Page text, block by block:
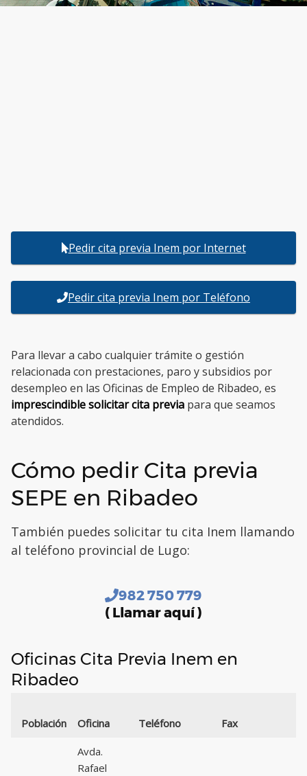
Pedir cita previa Inem por Internet
Pedir cita previa Inem por Teléfono
Para llevar a cabo cualquier trámite o gestión
relacionada con prestaciones, paro y subsidios por
desempleo en las Oficinas de Empleo de Ribadeo, es
imprescindible solicitar cita previa para que seamos
atendidos.
Cómo pedir Cita previa
SEPE en Ribadeo
También puedes solicitar tu cita Inem llamando
al teléfono provincial de Lugo:
982 750 779
( Llamar aquí )
Oficinas Cita Previa Inem en
Ribadeo
Población Oficina Teléfono Fax
Avda.
Rafael